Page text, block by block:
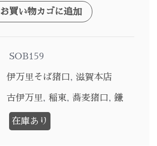
お買い物カゴに追加
SOB159
伊万里そば猪口, 滋賀本店
古伊万里, 稲束, 蕎麦猪口, 鎌
在庫あり